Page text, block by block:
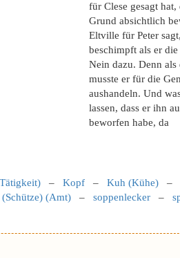
für Clese gesagt hat,
Grund absichtlich
Eltville für Peter
beschimpft als er
Nein dazu. Denn als
musste er für die
aushandeln. Und
lassen, dass er ihn
beworfen habe, da
– Kopf – Kuh (Kühe) –
(Schütze) (Amt) – soppenlecker –